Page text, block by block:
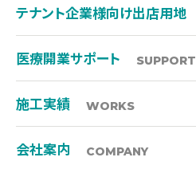
テナント企業様向け出店用地
医療開業サポート SUPPORT
施工実績 WORKS
会社案内 COMPANY